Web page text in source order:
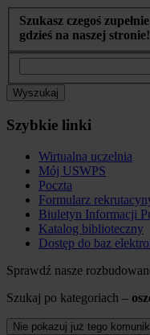
Szukasz czegoś
gdzieś na naszej stronie!
Wyszukaj
Szybkie linki
Wirtualna uczelnia
Mój USWPS
Poczta
Formularz
Biuletyn Informacji
Katalog biblioteczny
Dostęp do baz
Sprawdź nasze
Szukaj po kategoriach –
Nie pokazuj już tego